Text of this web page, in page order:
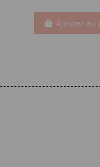
Ajouter au